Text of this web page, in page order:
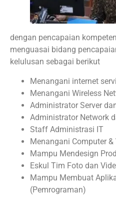
dengan pencapaian
menguasai bidang
kelulusan sebagai berikut
Menangani internet
Menangani Wireless
Administrator Server
Administrator Network
Staff Administrasi IT
Menangani Computer
Mampu Mendesign
Eskul Tim Foto dan
Mampu Membuat
(Pemrograman)